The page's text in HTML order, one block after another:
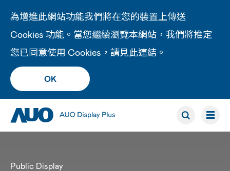
為增進此網站功能我們將在您的裝置上傳送
Cookies 功能。當您繼續瀏覽本網站，我們將推定
您已同意使用 Cookies，請見此連結 。
OK
Public Display